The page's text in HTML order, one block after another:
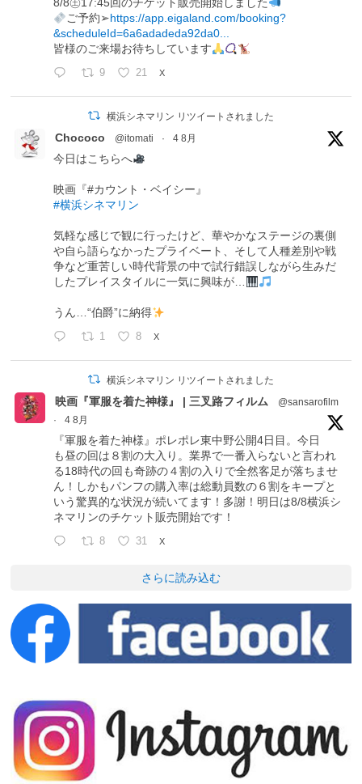
ご予約➢https://app.eigaland.com/booking?
&scheduleId=6a6adadeda92da0...
皆様のご来場お待ちしています
9 21 X
横浜シネマリン リツイートされました
Chococo @itomati · 4 8月
今日はこちらへ
映画『#カウント・ベイシー』
#横浜シネマリン
気軽な感じで観に行ったけど、華やかなステージの裏側
や自ら語らなかったプライベート、そして人種差別や戦
争など重苦しい時代背景の中で試行錯誤しながら生みだ
したプレイスタイルに一気に興味が…
うん…“伯爵”に納得
1 8 X
横浜シネマリン リツイートされました
映画『軍服を着た神様』 | 三叉路フィルム
@sansarofilm
·
4 8月
『軍服を着た神様』ポレポレ東中野公開4日目。今日
も昼の回は８割の大入り。業界で一番入らないと言われ
る18時代の回も奇跡の４割の入りで全然客足が落ちませ
ん！しかもパンフの購入率は総動員数の６割をキープと
いう驚異的な状況が続いてます！多謝！明日は8/8横浜シ
ネマリンのチケット販売開始です！
8 31 X
さらに読み込む